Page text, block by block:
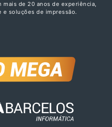
mais de 20 anos de experiência,
e soluções de impressão.